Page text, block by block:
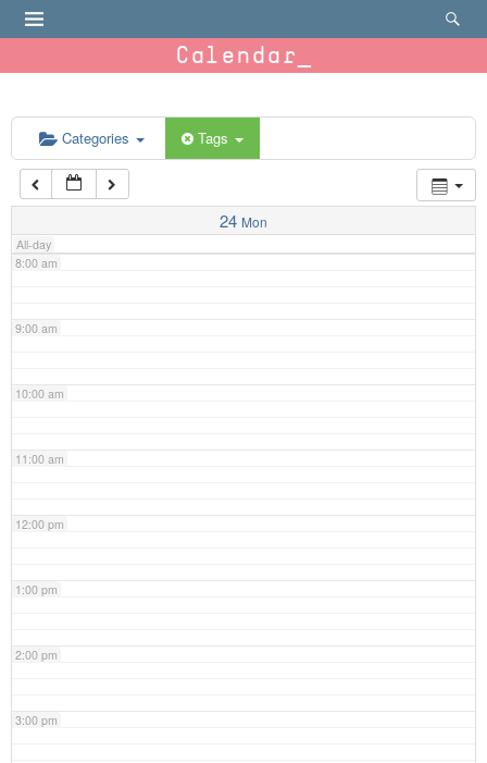
Calendar
Categories Tags
24 Mon
All-day
6:00 am
7:00 am
8:00 am
9:00 am
10:00 am
11:00 am
12:00 pm
1:00 pm
2:00 pm
3:00 pm